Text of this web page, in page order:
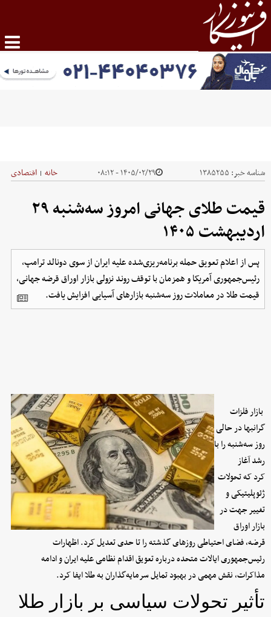
شناسه خبر: ۱۳۸۵۲۵۵ ۱۴۰۵/۰۲/۲۹ - ۰۸:۱۲ خانه | اقتصادی
قیمت طلای جهانی امروز سه‌شنبه ۲۹
اردیبهشت ۱۴۰۵
پس از اعلام تعویق حمله برنامه‌ریزی‌شده علیه ایران از سوی دونالد ترامپ،
رئیس‌جمهوری آمریکا و همزمان با توقف روند نزولی بازار اوراق قرضه جهانی،
قیمت طلا در معاملات روز سه‌شنبه بازارهای آسیایی افزایش یافت.
بازار فلزات
گرانبها در حالی
روز سه‌شنبه را با
رشد آغاز
کردکهتحولات
ژئوپلیتیکی و
تغییر جهت در
بازار اوراق
قرضه، فضای احتیاطی روزهای گذشته را تا حدی تعدیل کرد. اظهارات
رئیس‌جمهوری ایالات متحده درباره تعویق اقدام نظامی علیه ایران و ادامه
مذاکرات، نقش مهمی در بهبود تمایل سرمایه‌گذاران به طلا ایفا کرد.
تأثیر تحولات سیاسی بر بازار طلا